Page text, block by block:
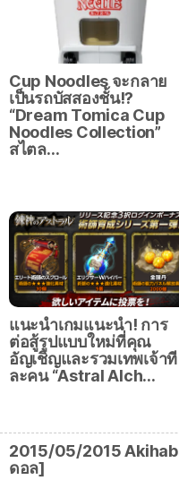
Cup Noodles จะกลาย
เป็นรถบัสสองชั้น!?
“Dream Tomica Cup
Noodles Collection”
สไตล…
แนะนำเกมแนะนำ! การ
ต่อสู้รูปแบบใหม่ที่คุณ
อัญเชิญและรวมเทพเจ้าที
ละคน “Astral Alch…
2015/05/2015
ดอล]